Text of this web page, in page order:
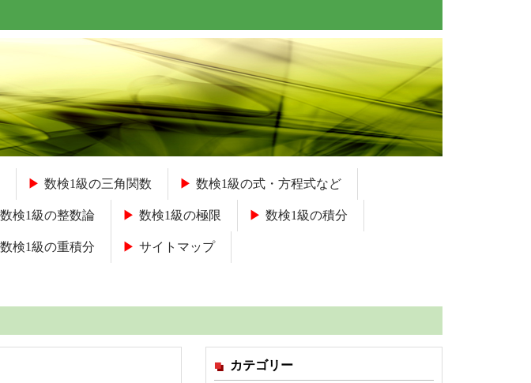
数検1級の三角関数 数検1級の式・方程式など
数検1級の整数論 数検1級の極限 数検1級の積分
数検1級の重積分 サイトマップ
カテゴリー